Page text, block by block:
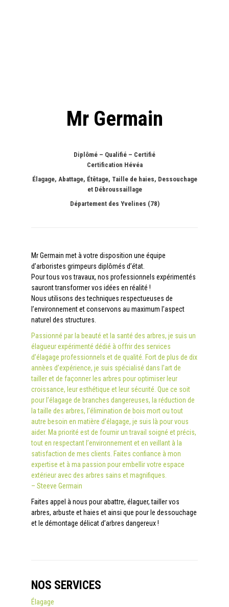
Mr Germain
Diplômé – Qualifié – Certifié
Certification Hévéa
Élagage, Abattage, Étêtage, Taille de haies, Dessouchage
et Débroussaillage
Département des Yvelines (78)
Mr Germain met à votre disposition une équipe
d’arboristes grimpeurs diplômés d’état.
Pour tous vos travaux, nos professionnels expérimentés
sauront transformer vos idées en réalité !
Nous utilisons des techniques respectueuses de
l’environnement et conservons au maximum l’aspect
naturel des structures.
Passionné par la beauté et la santé des arbres, je suis un
élagueur expérimenté dédié à offrir des services
d’élagage professionnels et de qualité. Fort de plus de dix
annèes d’expérience, je suis spécialisé dans l’art de
tailler et de façonner les arbres pour optimiser leur
croissance, leur esthétique et leur sécurité. Que ce soit
pour l’élagage de branches dangereuses, la réduction de
la taille des arbres, l’élimination de bois mort ou tout
autre besoin en matière d’élagage, je suis là pour vous
aider. Ma priorité est de fournir un travail soigné et précis,
tout en respectant l’environnement et en veillant à la
satisfaction de mes clients. Faites confiance à mon
expertise et à ma passion pour embellir votre espace
extérieur avec des arbres sains et magnifiques.
– Steeve Germain
Faites appel à nous pour abattre, élaguer, tailler vos
arbres, arbuste et haies et ainsi que pour le dessouchage
et le démontage délicat d’arbres dangereux !
NOS SERVICES
Élagage